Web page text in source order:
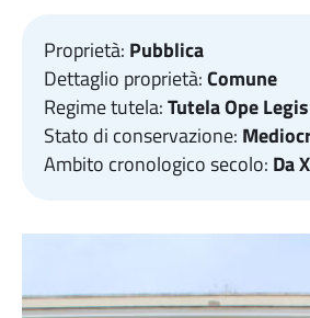
Proprietà: Pubblica
Dettaglio proprietà:Comune
Regime tutela:Tutela Ope Legis
Stato di conservazione:
Ambito cronologico secolo: Da